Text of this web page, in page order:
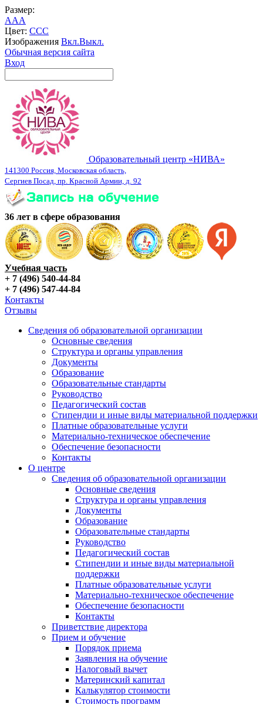
Размер:
AAA
Цвет: CCC
Изображения Вкл.Выкл.
Обычная версия сайта
Вход
Образовательный центр «НИВА»
141300 Россия, Московская область,
Сергиев Посад, пр. Красной Армии, д. 92
36 лет в сфере образования
Учебная часть
+ 7 (496) 540-44-84
+ 7 (496) 547-44-84
Контакты
Отзывы
Сведения об образовательной организации
Основные сведения
Структура и органы управления
Документы
Образование
Образовательные стандарты
Руководство
Педагогический состав
Стипендии и иные виды материальной поддержки
Платные образовательные услуги
Материально-техническое обеспечение
Обеспечение безопасности
Контакты
О центре
Сведения об образовательной организации
Основные сведения
Структура и органы управления
Документы
Образование
Образовательные стандарты
Руководство
Педагогический состав
Стипендии и иные виды материальной
поддержки
Платные образовательные услуги
Материально-техническое обеспечение
Обеспечение безопасности
Контакты
Приветствие директора
Прием и обучение
Порядок приема
Заявления на обучение
Налоговый вычет
Материнский капитал
Калькулятор стоимости
Стоимость программ